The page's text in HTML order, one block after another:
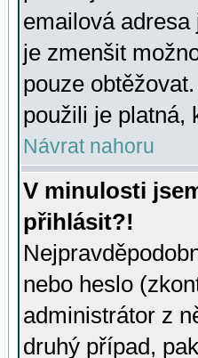
emailová
je zmenšit
pouze
použili je platná,
Návrat nahoru
V minulosti
přihlásit?!
nebo heslo
administrátor z
druhý případ,